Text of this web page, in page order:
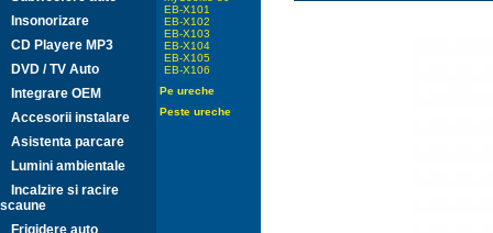
Insonorizare
CD Playere MP3
DVD / TV Auto
Integrare OEM
Accesorii instalare
Asistenta parcare
Lumini ambientale
Incalzire si racire
scaune
Frigidere auto
EB-X101
EB-X102
EB-X103
EB-X104
EB-X105
EB-X106
Pe ureche
Peste ureche